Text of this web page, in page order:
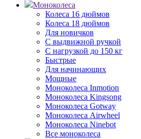
Моноколеса
Колеса 16 дюймов
Колеса 18 дюймов
Для новичков
С выдвижной ручкой
С нагрузкой до 150 кг
Быстрые
Для начинающих
Мощные
Моноколеса Inmotion
Моноколеса Kingsong
Моноколеса Gotway
Моноколеса Airwheel
Моноколеса Ninebot
Все моноколеса